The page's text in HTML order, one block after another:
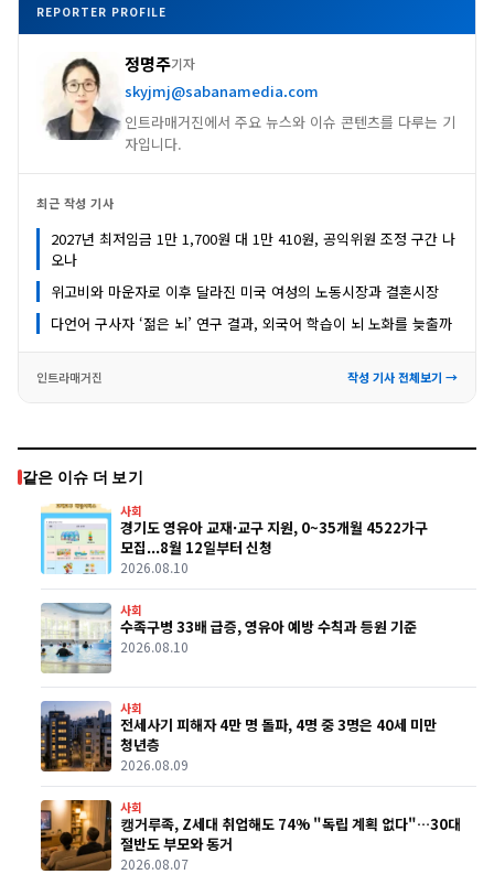
REPORTER PROFILE
정명주기자
skyjmj@sabanamedia.com
인트라매거진에서 주요 뉴스와 이슈 콘텐츠를 다루는 기
자입니다.
최근 작성 기사
2027년 최저임금 1만 1,700원 대 1만 410원, 공익위원 조정 구간 나
오나
위고비와 마운자로 이후 달라진 미국 여성의 노동시장과 결혼시장
다언어 구사자 ‘젊은 뇌’ 연구 결과, 외국어 학습이 뇌 노화를 늦출까
인트라매거진 작성 기사 전체보기 →
같은 이슈 더 보기
사회
경기도 영유아 교재·교구 지원, 0~35개월 4522가구
모집...8월 12일부터 신청
2026.08.10
사회
수족구병 33배 급증, 영유아 예방 수칙과 등원 기준
2026.08.10
사회
전세사기 피해자 4만 명 돌파, 4명 중 3명은 40세 미만
청년층
2026.08.09
사회
캥거루족, Z세대 취업해도 74% "독립 계획 없다"…30대
절반도 부모와 동거
2026.08.07